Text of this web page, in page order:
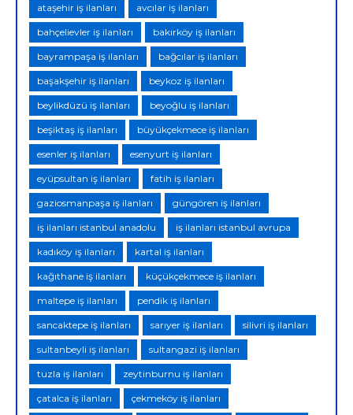
ataşehir iş ilanları avcılar iş ilanları
bahçelievler iş ilanları bakırköy iş ilanları
bayrampaşa iş ilanları bağcılar iş ilanları
başakşehir iş ilanları beykoz iş ilanları
beylikdüzü iş ilanları beyoğlu iş ilanları
beşiktaş iş ilanları büyükçekmece iş ilanları
esenler iş ilanları esenyurt iş ilanları
eyüpsultan iş ilanları fatih iş ilanları
gaziosmanpaşa iş ilanları güngören iş ilanları
iş ilanları istanbul anadolu iş ilanları istanbul avrupa
kadıköy iş ilanları kartal iş ilanları
kağıthane iş ilanları küçükçekmece iş ilanları
maltepe iş ilanları pendik iş ilanları
sancaktepe iş ilanları sarıyer iş ilanları silivri iş ilanları
sultanbeyli iş ilanları sultangazi iş ilanları
tuzla iş ilanları zeytinburnu iş ilanları
çatalca iş ilanları çekmeköy iş ilanları